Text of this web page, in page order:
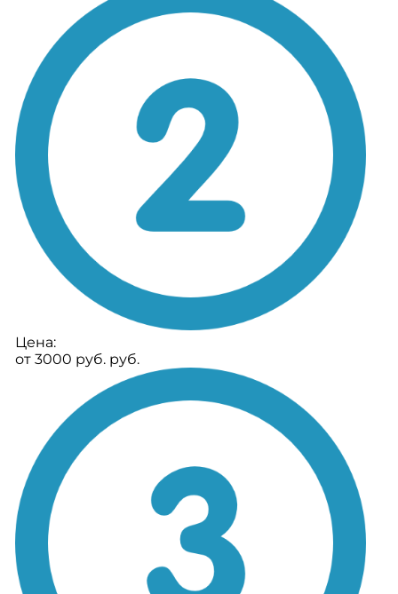
Цена:
от 3000 руб. руб.